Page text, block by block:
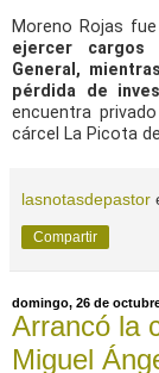
Moreno Rojas fue
ejercer cargos
General,
pérdida de
encuentra
cárcel La Picota
lasnotasdepastor
Compartir
domingo, 26 de
Arrancó la
Miguel